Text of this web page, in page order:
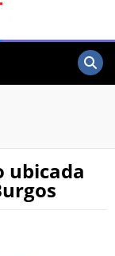
ubicada